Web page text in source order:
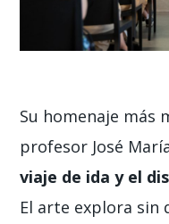
Su homenaje más
profesor José
viaje de ida y el
El arte explora sin